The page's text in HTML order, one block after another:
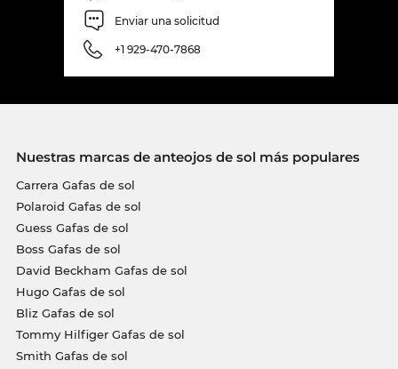
Enviar una solicitud
+1 929-470-7868
Nuestras marcas de anteojos de sol más populares
Carrera Gafas de sol
Polaroid Gafas de sol
Guess Gafas de sol
Boss Gafas de sol
David Beckham Gafas de sol
Hugo Gafas de sol
Bliz Gafas de sol
Tommy Hilfiger Gafas de sol
Smith Gafas de sol